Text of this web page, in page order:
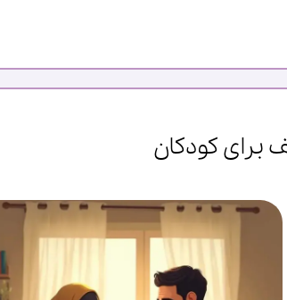
برای کودکان